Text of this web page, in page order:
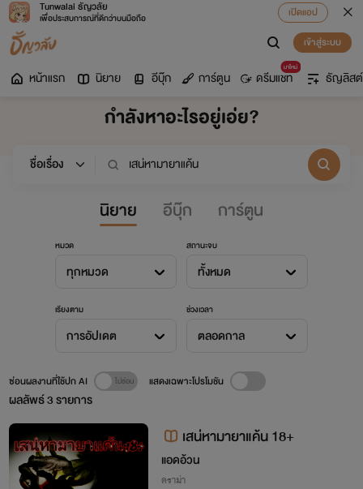
Tunwalai ธัญวลัย
เพื่อประสบการณ์ที่ดีกว่าบนมือถือ
เปิดแอป
เข้าสู่ระบบ
หน้าแรก นิยาย อีบุ๊ก การ์ตูน
มาใหม่
ดรีมแชท ธัญลิสต์
กำลังหาอะไรอยู่เอ่ย?
นิยาย อีบุ๊ก การ์ตูน
หมวด
ทุกหมวด
สถานะจบ
ทั้งหมด
เรียงตาม
การอัปเดต
ช่วงเวลา
ตลอดกาล
ผลลัพธ์3รายการ
ซ่อนผลงานที่ใช้ปก AI แสดงเฉพาะโปรโมชัน
เสน่หามายาแค้น 18+
แอดอ้วน
ดราม่า